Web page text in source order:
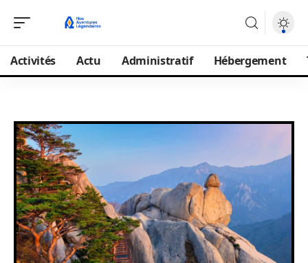
Activités Actu Administratif Hébergement